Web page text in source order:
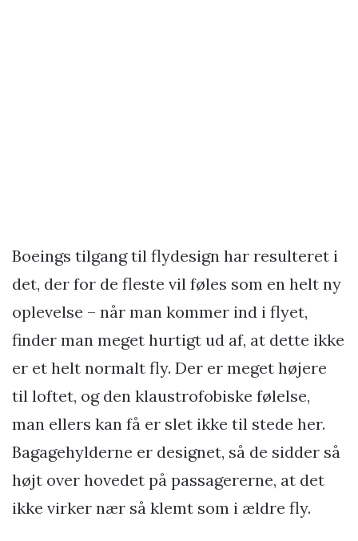
Boeings tilgang til flydesign har resulteret i
det, der for de fleste vil føles som en helt ny
oplevelse – når man kommer ind i flyet,
finder man meget hurtigt ud af, at dette ikke
er et helt normalt fly. Der er meget højere
til loftet, og den klaustrofobiske følelse,
man ellers kan få er slet ikke til stede her.
Bagagehylderne er designet, så de sidder så
højt over hovedet på passagererne, at det
ikke virker nær så klemt som i ældre fly.